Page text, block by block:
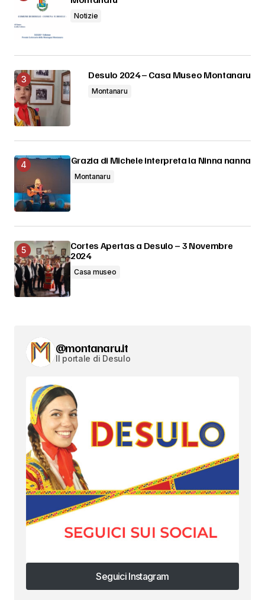
Notizie
Desulo 2024 – Casa Museo Montanaru
Montanaru
Grazia di Michele interpreta la Ninna nanna
Montanaru
Cortes Apertas a Desulo – 3 Novembre
2024
Casa museo
@montanaru.it
Il portale di Desulo
Seguici Instagram
Seguici Instagram